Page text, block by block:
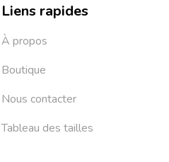
Liens rapides
À propos
Boutique
Nous contacter
Tableau des tailles